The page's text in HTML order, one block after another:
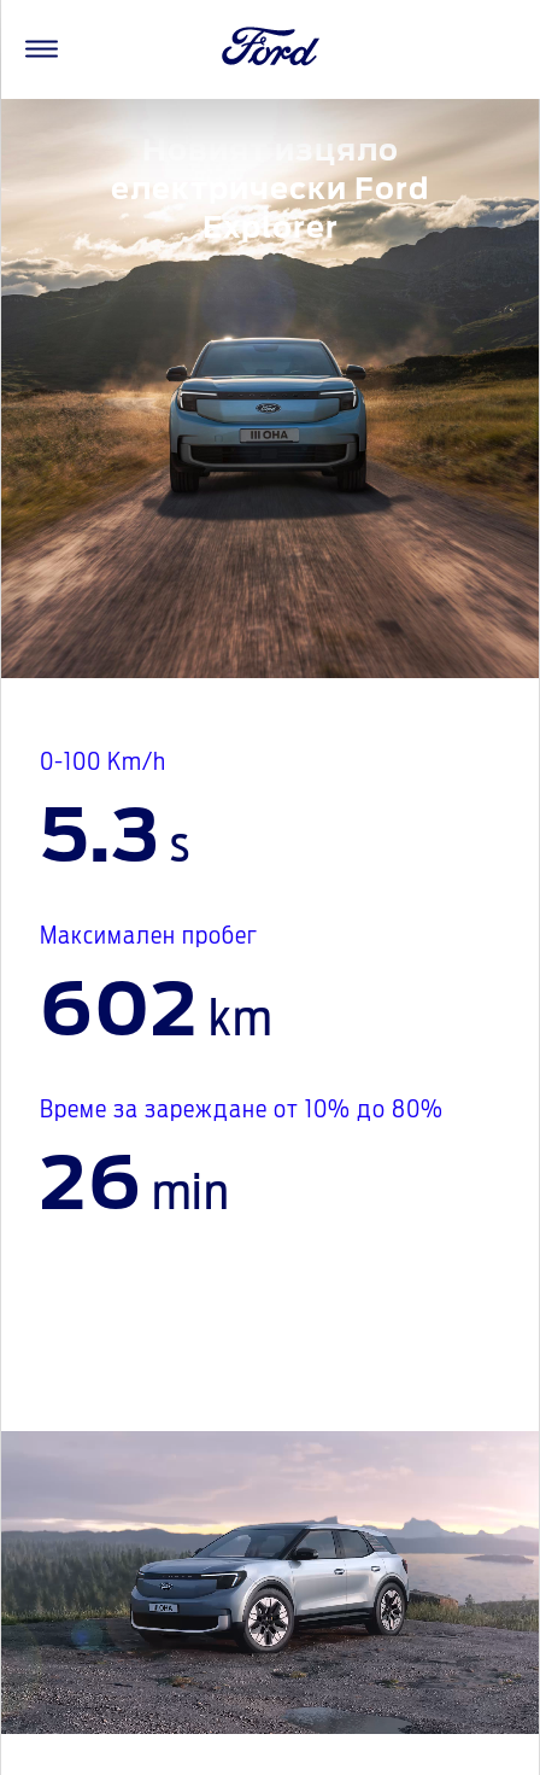
Новият изцяло
електрически Ford
Explorer
0-100 Km/h
5.3 s
Максимален пробег
602 km
Време за зареждане от 10% до 80%
26 min